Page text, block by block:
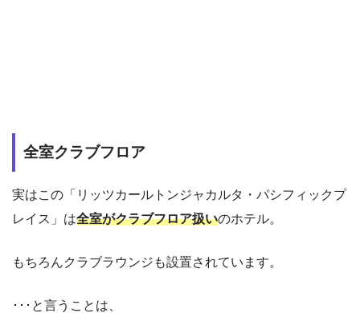
全室クラブフロア
実はこの「リッツカールトンジャカルタ・パシフィックプ
レイス」は全室がクラブフロア扱いのホテル。
もちろんクラブラウンジも設置されています。
･･･と言うことは、